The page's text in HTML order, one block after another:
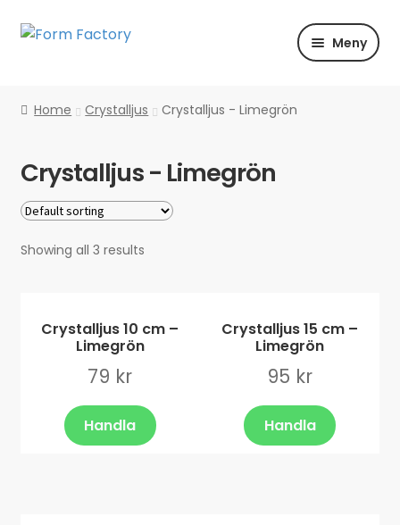
Hoppa
Hoppa
Meny
Händelser
Inspiration
Home Crystalljus Crystalljus - Limegrön
Crystalljus - Limegrön
Showing all 3 results
Crystalljus 10 cm –
Limegrön
79 kr
Handla
Crystalljus 15 cm –
Limegrön
95 kr
Handla